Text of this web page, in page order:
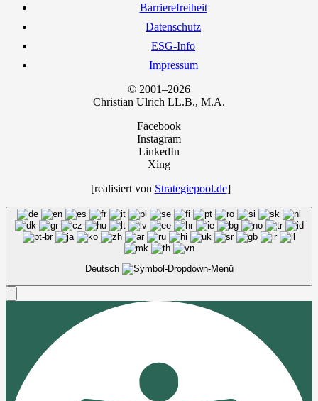
Bar­rie­re­frei­heit
Daten­schutz
ESG-Info
Impres­sum
© 2001–2026
Chris­ti­an Ulrich LL.B., M.A.
Facebook
Instagram
LinkedIn
Xing
[rea­li­siert von Strategiepool.de]
Deutsch